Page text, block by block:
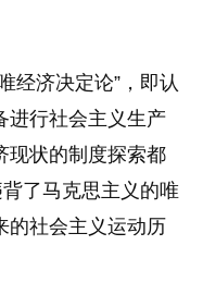
经济决定论”，即认
进行社会主义生产
现状的制度探索都
了马克思主义的唯
的社会主义运动历